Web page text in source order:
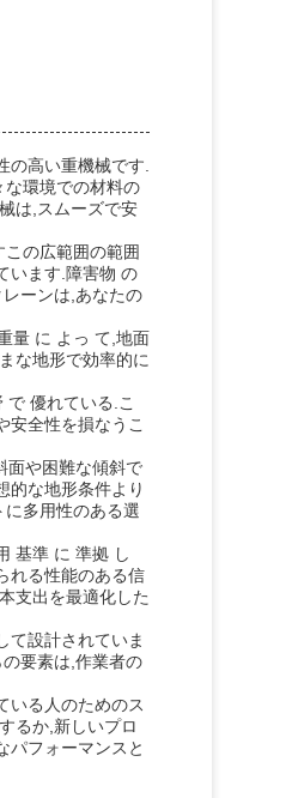
高い重機械です.
な環境での材料の
は,スムーズで安
の広範囲の範囲
います.障害物 の
ーンは,あなたの
量 に よっ て,地面
な地形で効率的に
優れている.こ
安全性を損なうこ
面や困難な傾斜で
的な地形条件より
多用性のある選
基準 に 準拠 し
れる性能のある信
支出を最適化した
て設計されていま
要素は,作業者の
いる人のためのス
るか,新しいプロ
パフォーマンスと